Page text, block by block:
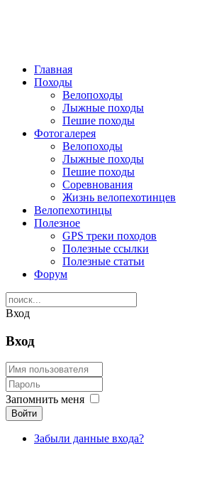
Главная
Походы
Велопоходы
Лыжные походы
Пешие походы
Фотогалерея
Велопоходы
Лыжные походы
Пешие походы
Соревнования
Жизнь велопехотинцев
Велопехотинцы
Полезное
GPS треки походов
Полезные ссылки
Полезные статьи
Форум
Вход
Вход
Запомнить меня
Войти
Забыли данные входа?